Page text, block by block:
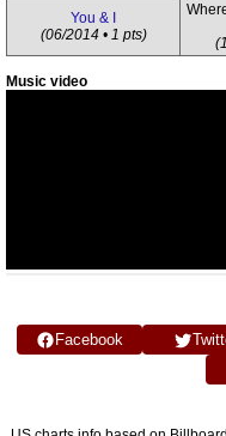
You & I
(06/2014 • 1 pts)
Music video
Facebook